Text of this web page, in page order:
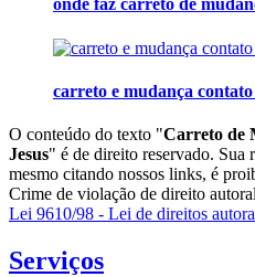
onde faz carreto de
carreto e mudança
O conteúdo do texto "Carreto de
Jesus" é de direito reservado. Sua
mesmo citando nossos links, é
Crime de violação de direito
Lei 9610/98 - Lei de direitos
Serviços